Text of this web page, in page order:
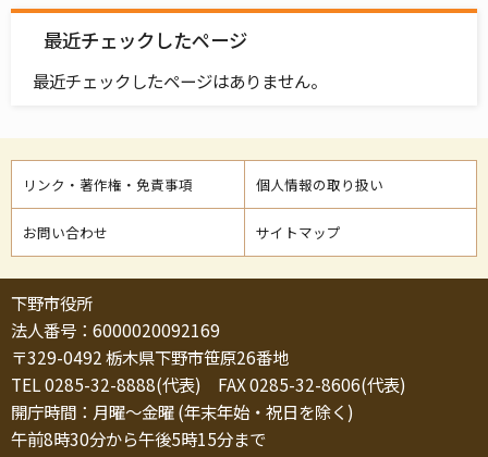
最近チェックしたページ
最近チェックしたページはありません。
リンク・著作権・免責事項 個人情報の取り扱い
お問い合わせ サイトマップ
下野市役所
法人番号：6000020092169
〒329-0492 栃木県下野市笹原26番地
TEL 0285-32-8888(代表) FAX 0285-32-8606(代表)
開庁時間：月曜～金曜 (年末年始・祝日を除く)
午前8時30分から午後5時15分まで